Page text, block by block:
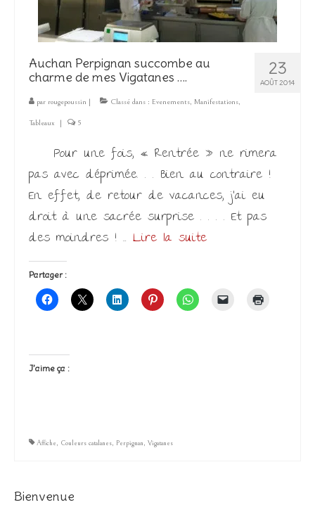
23
AOÛT 2014
Auchan Perpignan succombe au
charme de mes Vigatanes ….
par rougepoussin | Classé dans : Evenements, Manifestations,
Tableaux | 5
Pour une fois, « Rentrée » ne rimera
pas avec déprimée. . . Bien au contraire !
En effet, de retour de vacances, j’ai eu
droit à une sacrée surprise . . . . Et pas
des moindres ! … Lire la suite­­
Partager :
J’aime ça :
Affiche, Couleurs catalanes, Perpignan, Vigatanes
Bienvenue